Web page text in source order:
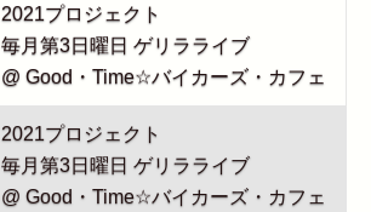
2021プロジェクト
毎月第3日曜日 ゲリラライブ
@ Good・Time☆バイカーズ・カフェ
2021プロジェクト
毎月第3日曜日 ゲリラライブ
@ Good・Time☆バイカーズ・カフェ